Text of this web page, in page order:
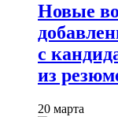
Новые
с
из
20 марта